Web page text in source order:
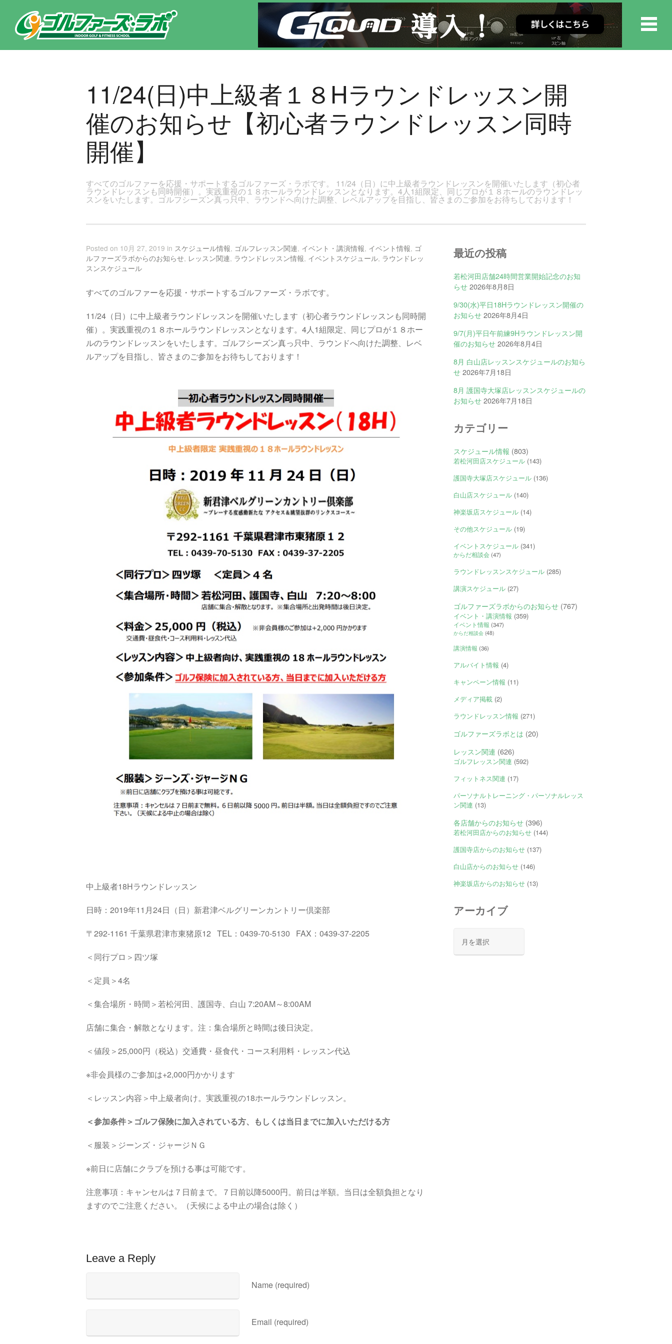
東京都新宿区・文京区ゴルフレッスンのゴルファーズ・ラボ » 11/24(日)中上級者１８Hラウンドレッスン開催のお知らせ【初心者ラウンドレッスン同時開催】のページです。新宿区、若松河田で気軽にゴルフレッスン！
11/24(日)中上級者１８Hラウンドレッスン開
催のお知らせ【初心者ラウンドレッスン同時
開催】
すべてのゴルファーを応援・サポートするゴルファーズ・ラボです。 11/24（日）に中上級者ラウンドレッスンを開催いたします（初心者
ラウンドレッスンも同時開催）。実践重視の１８ホールラウンドレッスンとなります。4人1組限定、同じプロが１８ホールのラウンドレッ
スンをいたします。ゴルフシーズン真っ只中、ラウンドへ向けた調整、レベルアップを目指し、皆さまのご参加をお待ちしております！
Posted on 10月 27, 2019 in スケジュール情報, ゴルフレッスン関連, イベント・講演情報, イベント情報, ゴ
ルファーズラボからのお知らせ, レッスン関連, ラウンドレッスン情報, イベントスケジュール, ラウンドレッ
スンスケジュール
すべてのゴルファーを応援・サポートするゴルファーズ・ラボです。
11/24（日）に中上級者ラウンドレッスンを開催いたします（初心者ラウンドレッスンも同時開
催）。実践重視の１８ホールラウンドレッスンとなります。4人1組限定、同じプロが１８ホー
ルのラウンドレッスンをいたします。ゴルフシーズン真っ只中、ラウンドへ向けた調整、レベ
ルアップを目指し、皆さまのご参加をお待ちしております！
中上級者18Hラウンドレッスン
日時：2019年11月24日（日）新君津ベルグリーンカントリー倶楽部
〒292-1161 千葉県君津市東猪原12 TEL：0439-70-5130 FAX：0439-37-2205
＜同行プロ＞四ツ塚
＜定員＞4名
＜集合場所・時間＞若松河田、護国寺、白山 7:20AM～8:00AM
店舗に集合・解散となります。注：集合場所と時間は後日決定。
＜値段＞25,000円（税込）交通費・昼食代・コース利用料・レッスン代込
※非会員様のご参加は+2,000円かかります
＜レッスン内容＞中上級者向け。実践重視の18ホールラウンドレッスン。
＜参加条件＞ ゴルフ保険に加入されている方、もしくは当日までに加入いただける方
＜服装＞ジーンズ・ジャージＮＧ
※前日に店舗にクラブを預ける事は可能です。
注意事項：キャンセルは７日前まで。７日前以降5000円。前日は半額。当日は全額負担となり
ますのでご注意ください。（天候による中止の場合は除く）
Leave a Reply
Name (required)
Email (required)
最近の投稿
若松河田店舗24時間営業開始記念のお知
らせ2026年8月8日
9/30(水)平日18Hラウンドレッスン開催の
お知らせ2026年8月4日
9/7(月)平日午前練9Hラウンドレッスン開
催のお知らせ2026年8月4日
8月 白山店レッスンスケジュールのお知ら
せ2026年7月18日
8月 護国寺大塚店レッスンスケジュールの
お知らせ2026年7月18日
カテゴリー
スケジュール情報 (803)
若松河田店スケジュール (143)
護国寺大塚店スケジュール (136)
白山店スケジュール (140)
神楽坂店スケジュール (14)
その他スケジュール (19)
イベントスケジュール (341)
からだ相談会 (47)
ラウンドレッスンスケジュール (285)
講演スケジュール (27)
ゴルファーズラボからのお知らせ (767)
イベント・講演情報 (359)
イベント情報 (347)
からだ相談会 (48)
講演情報 (36)
アルバイト情報 (4)
キャンペーン情報 (11)
メディア掲載 (2)
ラウンドレッスン情報 (271)
ゴルファーズラボとは (20)
レッスン関連 (626)
ゴルフレッスン関連 (592)
フィットネス関連 (17)
パーソナルトレーニング・パーソナルレッス
ン関連 (13)
各店舗からのお知らせ (396)
若松河田店からのお知らせ (144)
護国寺店からのお知らせ (137)
白山店からのお知らせ (146)
神楽坂店からのお知らせ (13)
アーカイブ
カ